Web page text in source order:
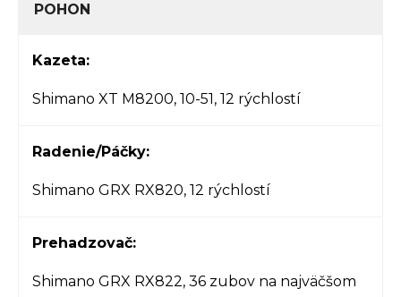
POHON
Kazeta:
Shimano XT M8200, 10-51, 12 rýchlostí
Radenie/Páčky:
Shimano GRX RX820, 12 rýchlostí
Prehadzovač:
Shimano GRX RX822, 36 zubov na najväčšom